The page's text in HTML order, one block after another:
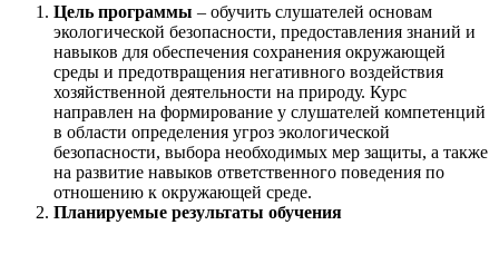
Цель программы – обучить слушателей основам
экологической безопасности, предоставления знаний и
навыков для обеспечения сохранения окружающей
среды и предотвращения негативного воздействия
хозяйственной деятельности на природу. Курс
направлен на формирование у слушателей компетенций
в области определения угроз экологической
безопасности, выбора необходимых мер защиты, а также
на развитие навыков ответственного поведения по
отношению к окружающей среде.
Планируемые результаты обучения